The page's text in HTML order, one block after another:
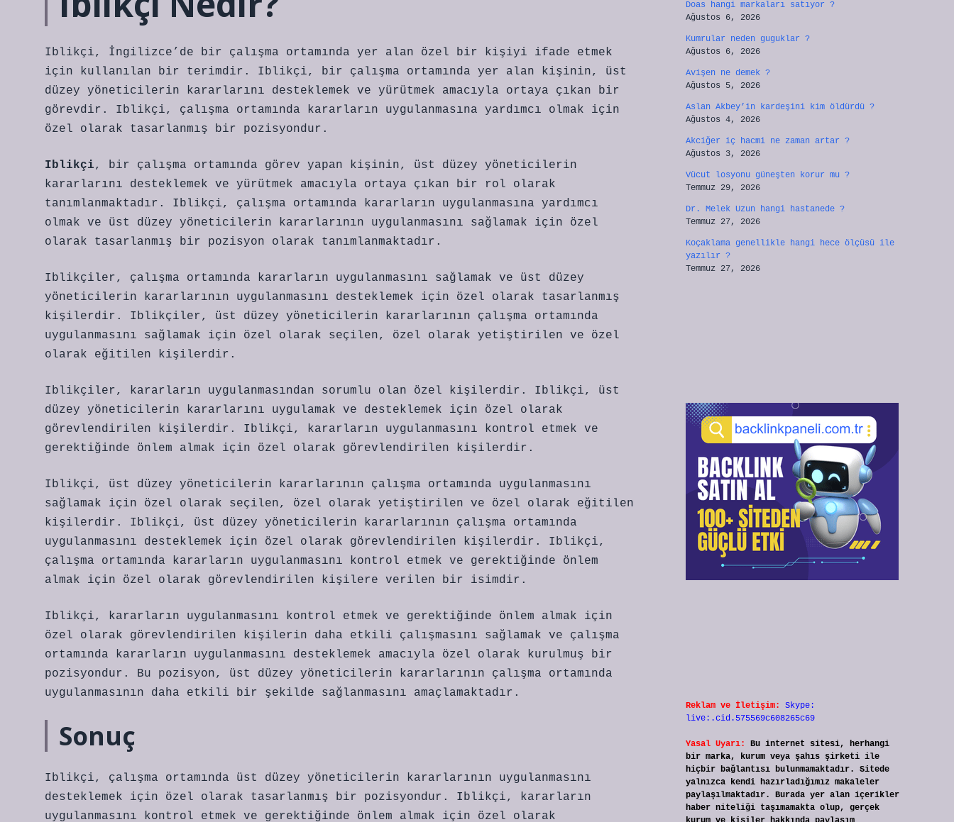
Iblikçi, İngilizce’de bir çalışma ortamında yer alan özel bir kişiyi ifade etmek
için kullanılan bir terimdir. Iblikçi, bir çalışma ortamında yer alan kişinin, üst
düzey yöneticilerin kararlarını desteklemek ve yürütmek amacıyla ortaya çıkan bir
görevdir. Iblikçi, çalışma ortamında kararların uygulanmasına yardımcı olmak için
özel olarak tasarlanmış bir pozisyondur.
Iblikçi, bir çalışma ortamında görev yapan kişinin, üst düzey yöneticilerin
kararlarını desteklemek ve yürütmek amacıyla ortaya çıkan bir rol olarak
tanımlanmaktadır. Iblikçi, çalışma ortamında kararların uygulanmasına yardımcı
olmak ve üst düzey yöneticilerin kararlarının uygulanmasını sağlamak için özel
olarak tasarlanmış bir pozisyon olarak tanımlanmaktadır.
Iblikçiler, çalışma ortamında kararların uygulanmasını sağlamak ve üst düzey
yöneticilerin kararlarının uygulanmasını desteklemek için özel olarak tasarlanmış
kişilerdir. Iblikçiler, üst düzey yöneticilerin kararlarının çalışma ortamında
uygulanmasını sağlamak için özel olarak seçilen, özel olarak yetiştirilen ve özel
olarak eğitilen kişilerdir.
Iblikçiler, kararların uygulanmasından sorumlu olan özel kişilerdir. Iblikçi, üst
düzey yöneticilerin kararlarını uygulamak ve desteklemek için özel olarak
görevlendirilen kişilerdir. Iblikçi, kararların uygulanmasını kontrol etmek ve
gerektiğinde önlem almak için özel olarak görevlendirilen kişilerdir.
Iblikçi, üst düzey yöneticilerin kararlarının çalışma ortamında uygulanmasını
sağlamak için özel olarak seçilen, özel olarak yetiştirilen ve özel olarak eğitilen
kişilerdir. Iblikçi, üst düzey yöneticilerin kararlarının çalışma ortamında
uygulanmasını desteklemek için özel olarak görevlendirilen kişilerdir. Iblikçi,
çalışma ortamında kararların uygulanmasını kontrol etmek ve gerektiğinde önlem
almak için özel olarak görevlendirilen kişilere verilen bir isimdir.
Iblikçi, kararların uygulanmasını kontrol etmek ve gerektiğinde önlem almak için
özel olarak görevlendirilen kişilerin daha etkili çalışmasını sağlamak ve çalışma
ortamında kararların uygulanmasını desteklemek amacıyla özel olarak kurulmuş bir
pozisyondur. Bu pozisyon, üst düzey yöneticilerin kararlarının çalışma ortamında
uygulanmasının daha etkili bir şekilde sağlanmasını amaçlamaktadır.
Sonuç
Iblikçi, çalışma ortamında üst düzey yöneticilerin kararlarının uygulanmasını
desteklemek için özel olarak tasarlanmış bir pozisyondur. Iblikçi, kararların
uygulanmasını kontrol etmek ve gerektiğinde önlem almak için özel olarak
Doas hangi markaları satıyor ?
Ağustos 6, 2026
Kumrular neden guguklar ?
Ağustos 6, 2026
Avişen ne demek ?
Ağustos 5, 2026
Aslan Akbey’in kardeşini kim öldürdü ?
Ağustos 4, 2026
Akciğer iç hacmi ne zaman artar ?
Ağustos 3, 2026
Vücut losyonu güneşten korur mu ?
Temmuz 29, 2026
Dr. Melek Uzun hangi hastanede ?
Temmuz 27, 2026
Koçaklama genellikle hangi hece ölçüsü ile
yazılır ?
Temmuz 27, 2026
Reklam ve İletişim:
Skype:
live:.cid.575569c608265c69
Yasal Uyarı:
Bu internet sitesi, herhangi
bir marka, kurum veya şahıs şirketi ile
hiçbir bağlantısı bulunmamaktadır. Sitede
yalnızca kendi hazırladığımız makaleler
paylaşılmaktadır. Burada yer alan içerikler
haber niteliği taşımamakta olup, gerçek